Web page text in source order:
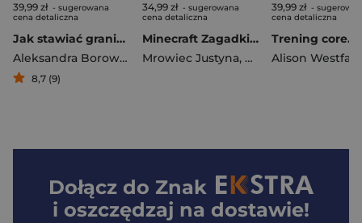
39,99 zł - sugerowana
cena detaliczna
Jak stawiać granice
Aleksandra Borowska
8,7 (9)
34,99 zł - sugerowana
cena detaliczna
Minecraft Zagadki i zabawy logiczne
Mrowiec Justyna, Katarzyna Pluta
39,99 zł -
cena detaliczna
Alison Westfahl
Dołącz do Znak
i oszczędzaj na dostawie!